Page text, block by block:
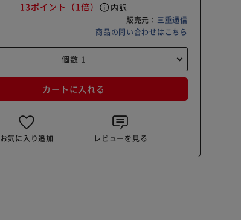
13ポイント （1倍） info 内訳
販売元： 三重通信
商品の問い合わせはこちら
カートに入れる
お気に入り追加 レビューを見る